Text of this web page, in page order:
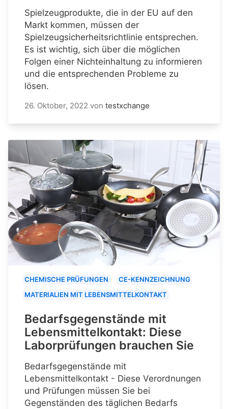
Spielzeugprodukte, die in der EU auf den
Markt kommen, müssen der
Spielzeugsicherheitsrichtlinie entsprechen.
Es ist wichtig, sich über die möglichen
Folgen einer Nichteinhaltung zu informieren
und die entsprechenden Probleme zu
lösen.
26. Oktober, 2022 von testxchange
CHEMISCHE PRÜFUNGEN
CE-KENNZEICHNUNG
MATERIALIEN MIT LEBENSMITTELKONTAKT
Bedarfsgegenstände mit
Lebensmittelkontakt: Diese
Laborprüfungen brauchen Sie
Bedarfsgegenstände mit
Lebensmittelkontakt - Diese Verordnungen
und Prüfungen müssen Sie bei
Gegenständen des täglichen Bedarfs